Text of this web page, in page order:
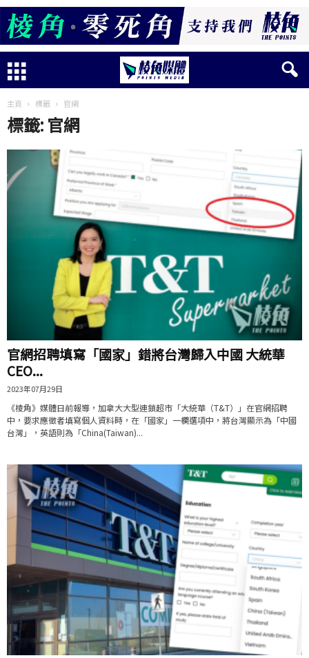
主頁 標籤 官網
標籤: 官網
官網招聘填寫「國家」錯將台灣歸入中國 大統華
CEO...
2023年07月29日
《棱角》媒體日前報導，加拿大大型連鎖超市「大統華（T&T）」在官網招聘
中，要求應徵者填寫個人資料時，在「國家」一欄選項中，將台灣顯示為「中國
台灣」，英語則為「China(Taiwan)...